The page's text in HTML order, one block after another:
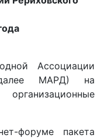
Ассоциации
МАРД) на
форуме пакета